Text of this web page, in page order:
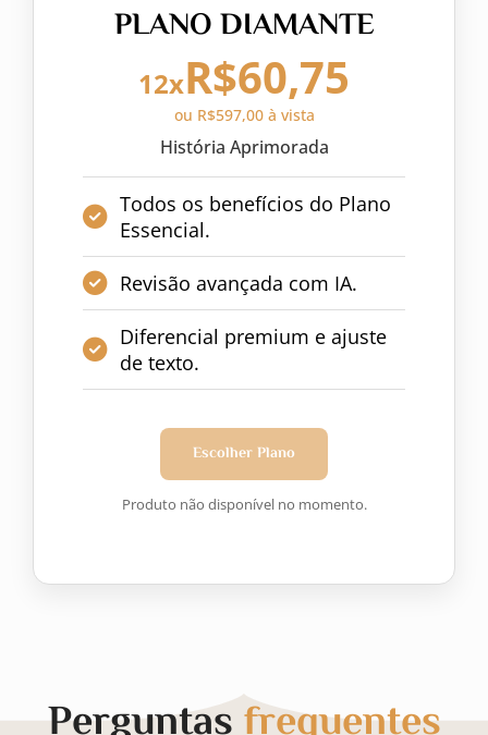
PLANO DIAMANTE
12xR$60,75
ou R$597,00 à vista
História Aprimorada
Todos os benefícios do Plano
Essencial.
Revisão avançada com IA.
Diferencial premium e ajuste
de texto.
Escolher Plano
Produto não disponível no momento.